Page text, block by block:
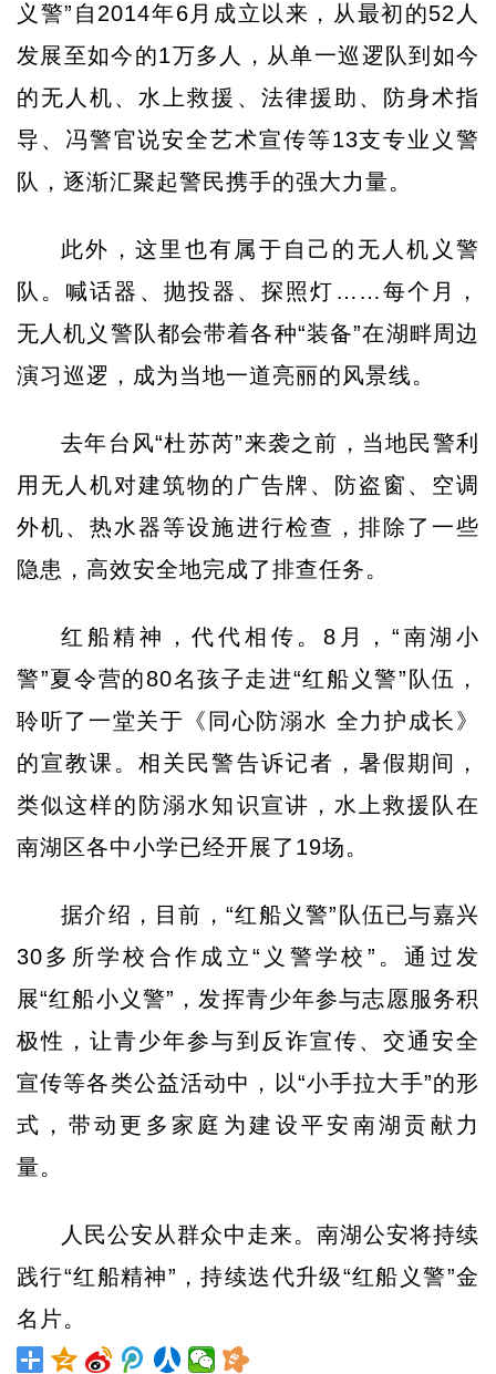
义警”自2014年6月成立以来，从最初的52人
发展至如今的1万多人，从单一巡逻队到如今
的无人机、水上救援、法律援助、防身术指
导、冯警官说安全艺术宣传等13支专业义警
队，逐渐汇聚起警民携手的强大力量。
此外，这里也有属于自己的无人机义警
队。喊话器、抛投器、探照灯……每个月，
无人机义警队都会带着各种“装备”在湖畔周边
演习巡逻，成为当地一道亮丽的风景线。
去年台风“杜苏芮”来袭之前，当地民警利
用无人机对建筑物的广告牌、防盗窗、空调
外机、热水器等设施进行检查，排除了一些
隐患，高效安全地完成了排查任务。
红船精神，代代相传。8月，“南湖小
警”夏令营的80名孩子走进“红船义警”队伍，
聆听了一堂关于《同心防溺水 全力护成长》
的宣教课。相关民警告诉记者，暑假期间，
类似这样的防溺水知识宣讲，水上救援队在
南湖区各中小学已经开展了19场。
据介绍，目前，“红船义警”队伍已与嘉兴
30多所学校合作成立“义警学校”。通过发
展“红船小义警”，发挥青少年参与志愿服务积
极性，让青少年参与到反诈宣传、交通安全
宣传等各类公益活动中，以“小手拉大手”的形
式，带动更多家庭为建设平安南湖贡献力
量。
人民公安从群众中走来。南湖公安将持续
践行“红船精神”，持续迭代升级“红船义警”金
名片。